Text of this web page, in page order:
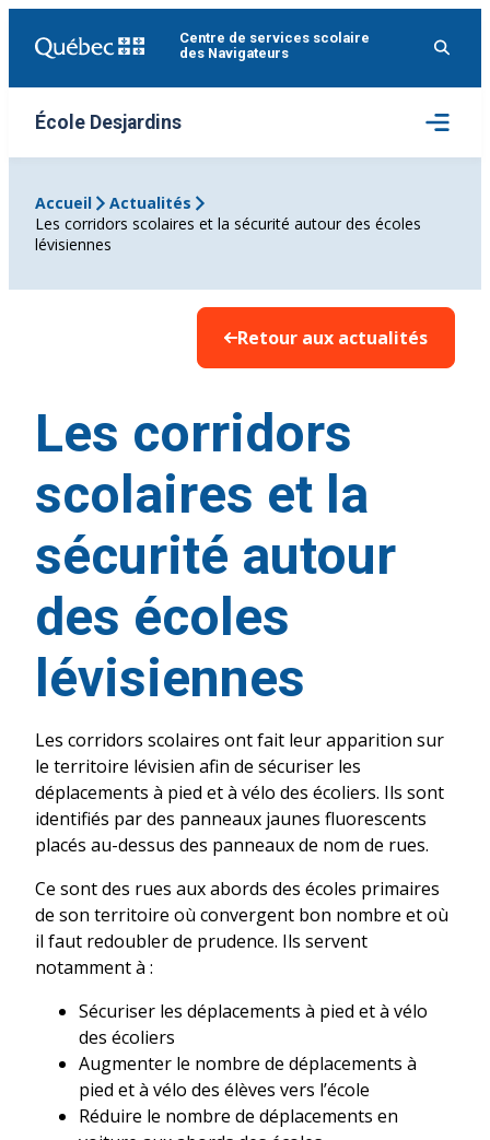
Centre de services scolaire
des Navigateurs
École Desjardins
Ouvrir
le
menu
Accueil
Actualités
Les corridors scolaires et la sécurité autour des écoles
lévisiennes
Retour aux actualités
Les corridors
scolaires et la
sécurité autour
des écoles
lévisiennes
Les corridors scolaires ont fait leur apparition sur
le territoire lévisien afin de sécuriser les
déplacements à pied et à vélo des écoliers. Ils sont
identifiés par des panneaux jaunes fluorescents
placés au-dessus des panneaux de nom de rues.
Ce sont des rues aux abords des écoles primaires
de son territoire où convergent bon nombre et où
il faut redoubler de prudence. Ils servent
notamment à :
Sécuriser les déplacements à pied et à vélo
des écoliers
Augmenter le nombre de déplacements à
pied et à vélo des élèves vers l’école
Réduire le nombre de déplacements en